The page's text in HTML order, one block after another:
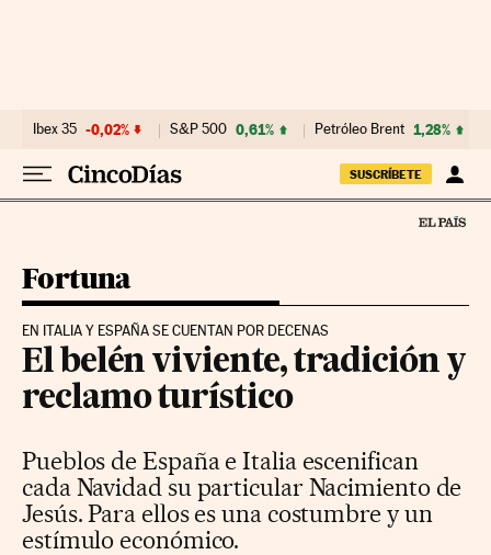
Ibex 35 -0,02% S&P 500 0,61% Petróleo Brent 1,28%
SUSCRÍBETE
Fortuna
EN ITALIA Y ESPAÑA SE CUENTAN POR DECENAS
El belén viviente, tradición y
reclamo turístico
Pueblos de España e Italia escenifican
cada Navidad su particular Nacimiento de
Jesús. Para ellos es una costumbre y un
estímulo económico.